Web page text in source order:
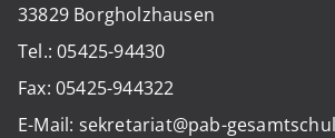
33829 Borgholzhausen
Tel.: 05425-94430
Fax: 05425-944322
E-Mail: sekretariat@pab-